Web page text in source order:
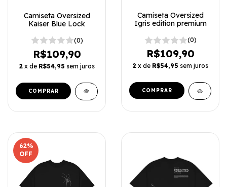
Camiseta Oversized
Kaiser Blue Lock
(0)
R$109,90
2 x de R$54,95 sem juros
COMPRAR
Camiseta Oversized
Igris edition premium
(0)
R$109,90
2 x de R$54,95 sem juros
COMPRAR
62%
OFF